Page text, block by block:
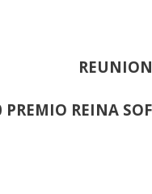
PREMIO REINA